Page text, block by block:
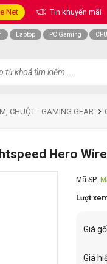
Net Tin khuyến mãi
Laptop PC Gaming
CPU
CHUỘT - GAMING GEAR
Hero
Mã SP:
Lượt
Giá
Giá